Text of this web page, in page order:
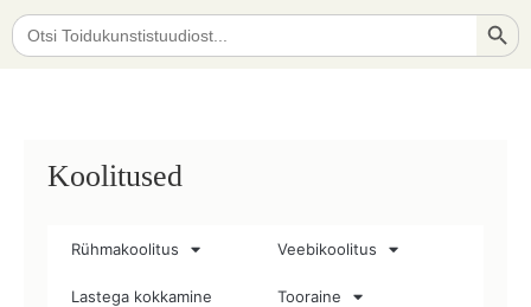
Search
for:
Koolitused
Rühmakoolitus Veebikoolitus
Lastega kokkamine Tooraine